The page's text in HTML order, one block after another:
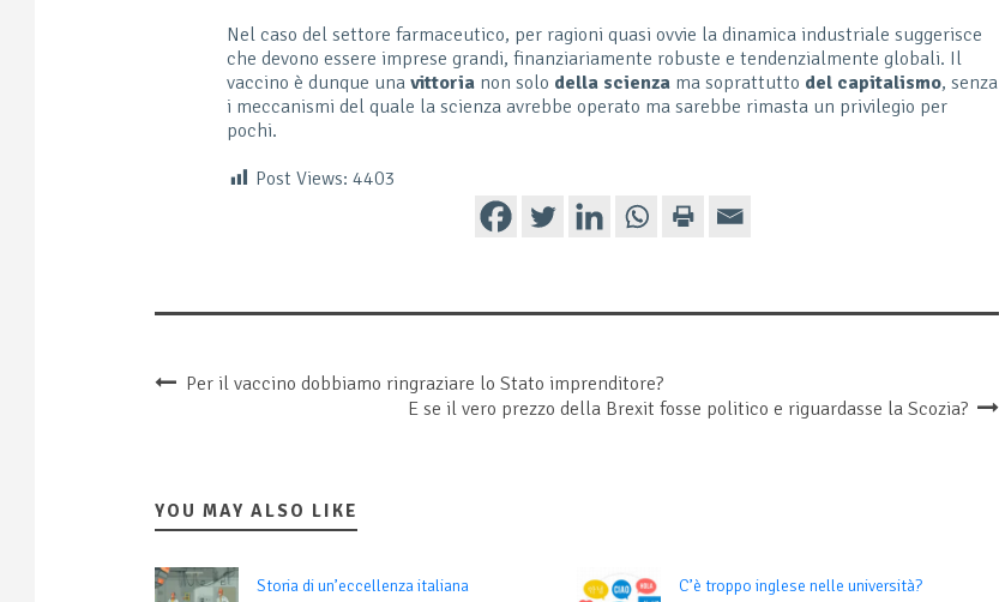
Nel caso del settore farmaceutico, per ragioni quasi ovvie la dinamica industriale suggerisce
che devono essere imprese grandi, finanziariamente robuste e tendenzialmente globali. Il
vaccino è dunque unavittoria non solo della scienza ma soprattutto del capitalismo, senza
i meccanismi del quale la scienza avrebbe operato ma sarebbe rimasta un privilegio per
pochi.
Post Views: 4403
Per il vaccino dobbiamo ringraziare lo Stato imprenditore?
E se il vero prezzo della Brexit fosse politico e riguardasse la Scozia?
YOU MAY ALSO LIKE
Storia di un’eccellenza italiana C’è troppo inglese nelle università?